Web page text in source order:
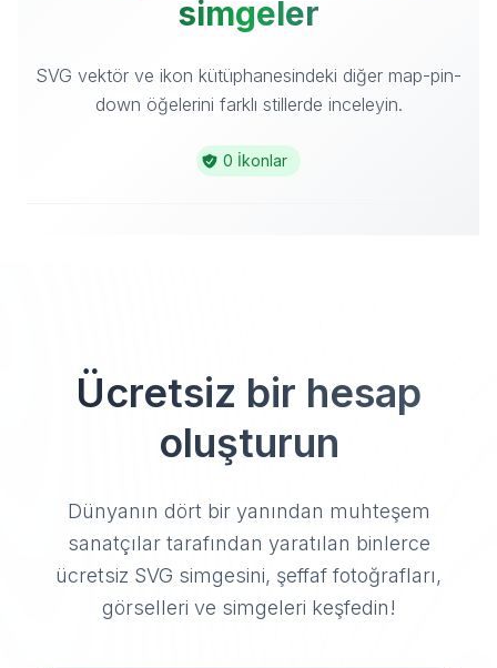
simgeler
SVG vektör ve ikon kütüphanesindeki diğer map-pin-
down öğelerini farklı stillerde inceleyin.
0 İkonlar
Ücretsiz bir hesap
oluşturun
Dünyanın dört bir yanından muhteşem
sanatçılar tarafından yaratılan binlerce
ücretsiz SVG simgesini, şeffaf fotoğrafları,
görselleri ve simgeleri keşfedin!